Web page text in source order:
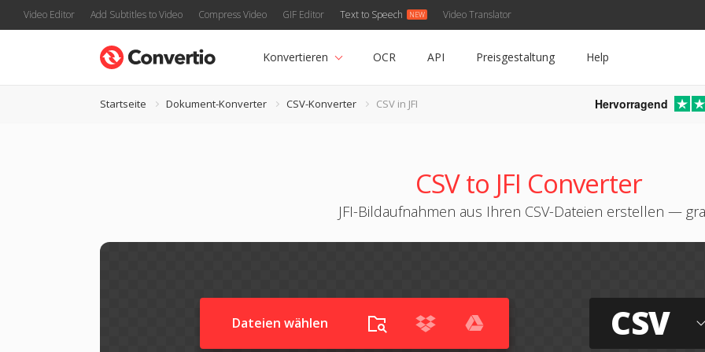
Video Editor Add Subtitles to Video Compress Video GIF Editor Text to Speech Video Translator
Konvertieren OCR API Preisgestaltung Help
Startseite Dokument-Konverter CSV-Konverter CSV in JFI Hervorragend
CSV to JFI Converter
JFI-Bildaufnahmen aus Ihren CSV-Dateien erstellen —
Dateien wählen CSV